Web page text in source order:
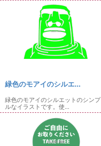
緑色のモアイのシルエ...
緑色のモアイのシルエットのシンプ
ルなイラストです。使...